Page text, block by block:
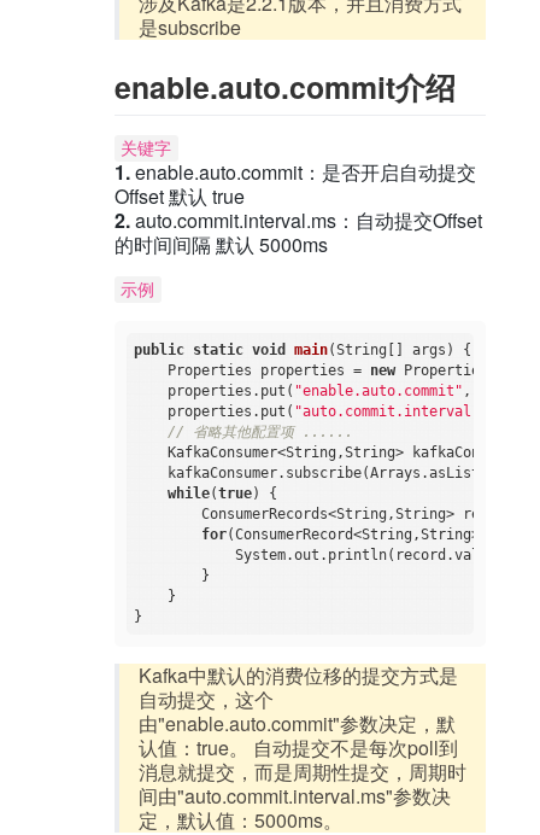
是subscribe
enable.auto.commit介绍
关键字
1.enable.auto.commit：是否开启自动提交
Offset 默认 true
2.auto.commit.interval.ms：自动提交Offset
的时间间隔 默认 5000ms
示例
public static void main(String[] args)
{
    Properties properties =
new Properties();
    properties.put(
"enable.auto.commit" ,
    properties.put(
"auto.commit.interval.ms"
// 省略其他配置项 ......
KafkaConsumer<String,String> kafkaConsumer
    kafkaConsumer.subscribe(Arrays.asList(
while(true) {
ConsumerRecords<String,String> records
for(ConsumerRecord<String,String>
            System.out.println(record.value());
        }
    }
Kafka中默认的消费位移的提交方式是
自动提交，这个
由"enable.auto.commit"参数决定，默
认值：true。 自动提交不是每次poll到
消息就提交，而是周期性提交，周期时
间由"auto.commit.interval.ms"参数决
定，默认值：5000ms。